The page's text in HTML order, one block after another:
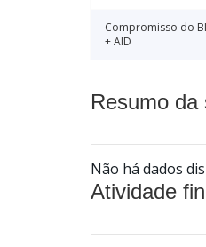
Compromisso do
+ AID
Resumo
Não há dados
Atividade